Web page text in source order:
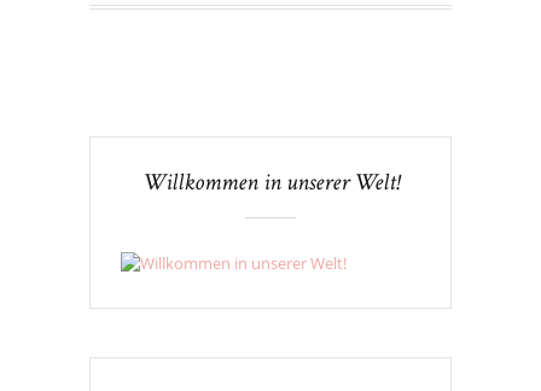
Willkommen in unserer Welt!